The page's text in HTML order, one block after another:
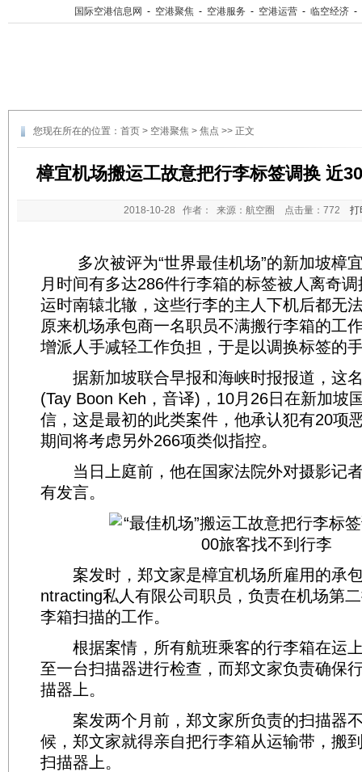
国际空港信息网 - 空港聚焦 - 空港服务 - 空港运营 - 临空经济 -
您现在所在的位置： 首页 > 空港聚焦 > 焦点 >> 正文
樟宜机场搬运工故意把行李标签调换 近
2018-10-28 作者： 来源：航空圈 点击量： 772 打
多次被评为“世界最佳机场”的新加坡樟
月时间有多达286件行李箱的标签被人离奇
运时南辕北辙，这些行李的主人下机后都无
原来机场承包商一名职员不满搬行李箱的工
增派人手减轻工作负担，于是以调换标签的
据新加坡联合早报和海峡时报报道，这
(Tay Boon Keh，音译)，10月26日在新加坡
信，这是最初的此类案件，他承认犯有20项
期间将考虑另外266项类似指控。
当日上庭前，他在国家法院外对摄影记
有发言。
案发时，郑文家是樟宜机场所雇用的承包
ntracting私人有限公司职员，负责在机场第
李箱扫描的工作。
根据案情，所有航班乘客的行李箱在运
至一台扫描器进行检查，而郑文家负责确保
描器上。
案发两个月前，郑文家所负责的扫描器
候，郑文家就得亲自把行李箱从运输带，搬
扫描器上。